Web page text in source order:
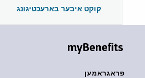
קוקט איבער בארעכטיגונג
myBenefits
פראגראמען